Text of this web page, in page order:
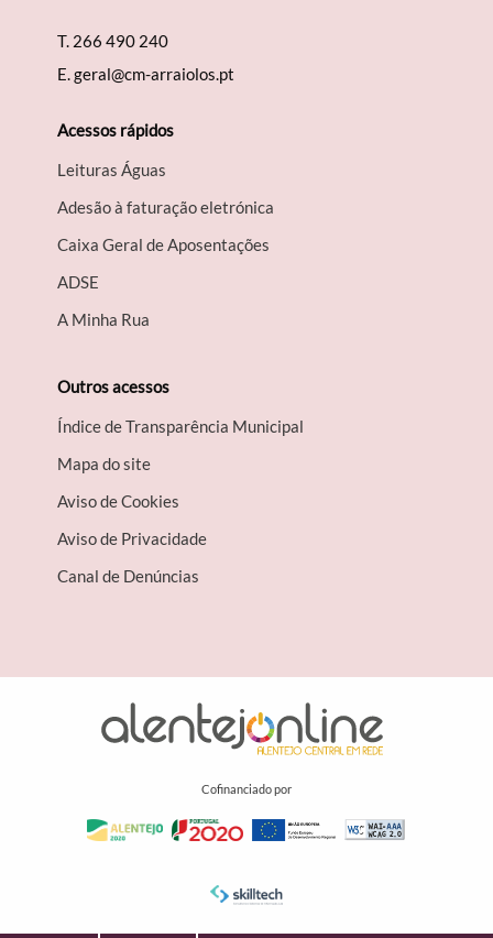
T. 266 490 240
E.geral@cm-arraiolos.pt
Acessos rápidos
Leituras Águas
Adesão à faturação eletrónica
Caixa Geral de Aposentações
A​DSE
A Minha Rua
Outros acessos
Índice de Transparência Municipal
Mapa do site
Aviso de Cookies
Aviso de Privacidade
Canal de Denúncias
Cofinanciado por